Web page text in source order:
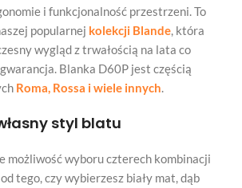
i funkcjonalność przestrzeni. To
popularnej kolekcji Blande, która
wygląd z trwałością na lata co
Blanka D60P jest częścią
Roma, Rossa i wiele innych.
styl blatu
możliwość wyboru czterech kombinacji
tego, czy wybierzesz biały mat, dąb